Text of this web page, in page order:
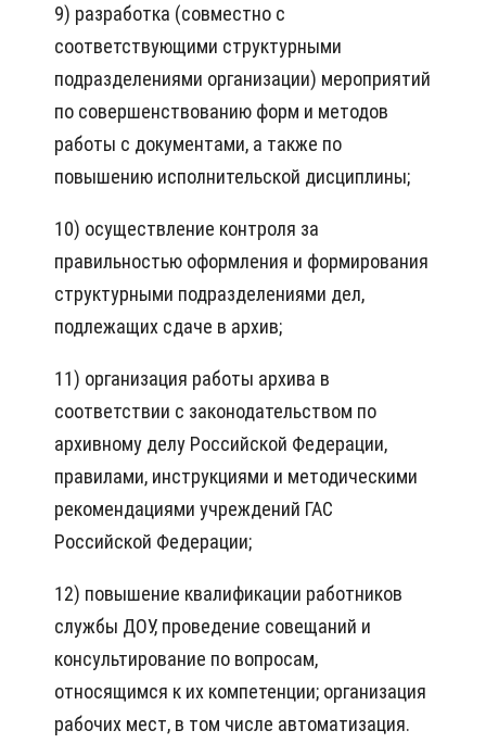
9) разработка (совместно с
соответствующими структурными
подразделениями организации) мероприятий
по совершенствованию форм и методов
работы с документами, а также по
повышению исполнительской дисциплины;
10) осуществление контроля за
правильностью оформления и формирования
структурными подразделениями дел,
подлежащих сдаче в архив;
11) организация работы архива в
соответствии с законодательством по
архивному делу Российской Федерации,
правилами, инструкциями и методическими
рекомендациями учреждений ГАС
Российской Федерации;
12) повышение квалификации работников
службы ДОУ, проведение совещаний и
консультирование по вопросам,
относящимся к их компетенции; организация
рабочих мест, в том числе автоматизация.